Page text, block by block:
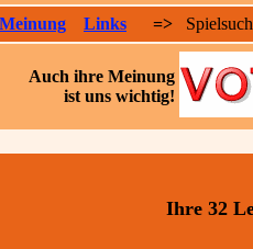
Links =>
Auch ihre Meinung
ist uns wichtig!
Ihre 32